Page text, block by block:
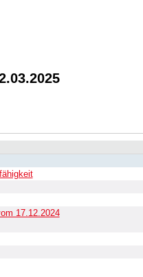
17.12.2024